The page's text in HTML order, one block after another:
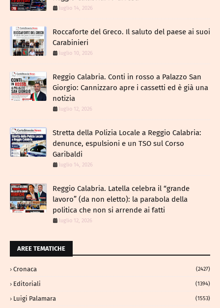
luglio 14, 2026
Roccaforte del Greco. Il saluto del paese ai suoi
Carabinieri
luglio 10, 2026
Reggio Calabria. Conti in rosso a Palazzo San
Giorgio: Cannizzaro apre i cassetti ed è già una
notizia
luglio 12, 2026
​Stretta della Polizia Locale a Reggio Calabria:
denunce, espulsioni e un TSO sul Corso
Garibaldi
luglio 14, 2026
Reggio Calabria. Latella celebra il “grande
lavoro” (da non eletto): la parabola della
politica che non si arrende ai fatti
luglio 12, 2026
AREE TEMATICHE
Cronaca (2427)
Editoriali (1394)
Luigi Palamara (1553)